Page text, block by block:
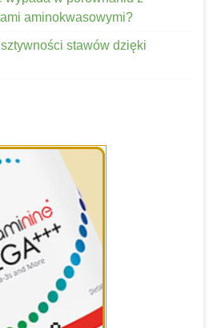
aminokwasowymi?
stawów dzięki